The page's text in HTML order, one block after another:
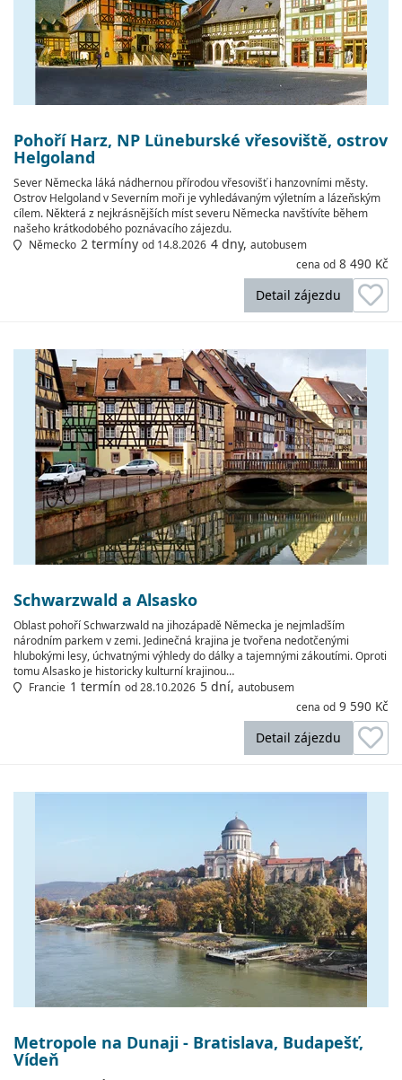
Pohoří Harz, NP Lüneburské vřesoviště, ostrov
Helgoland
Sever Německa láká nádhernou přírodou vřesovišť i hanzovními městy.
Ostrov Helgoland v Severním moři je vyhledávaným výletním a lázeňským
cílem. Některá z nejkrásnějších míst severu Německa navštívíte během
našeho krátkodobého poznávacího zájezdu.
Německo 2 termíny od 14.8.2026 4 dny, autobusem
cena od 8 490 Kč
Detail zájezdu
Schwarzwald a Alsasko
Oblast pohoří Schwarzwald na jihozápadě Německa je nejmladším
národním parkem v zemi. Jedinečná krajina je tvořena nedotčenými
hlubokými lesy, úchvatnými výhledy do dálky a tajemnými zákoutími. Oproti
tomu Alsasko je historicky kulturní krajinou…
Francie 1 termín od 28.10.2026 5 dní, autobusem
cena od 9 590 Kč
Detail zájezdu
Metropole na Dunaji - Bratislava, Budapešť,
Vídeň